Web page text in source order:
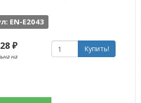
EN-E2043
₽
на
Купить!